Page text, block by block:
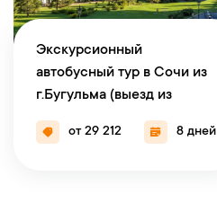
Экскурсионный
автобусный тур в Сочи из
г.Бугульма (выезд из
г.Набережные Челны)
от 29 212 8 дней